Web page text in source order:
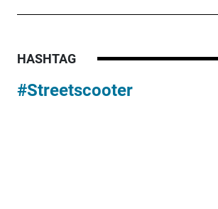
HASHTAG
#Streetscooter